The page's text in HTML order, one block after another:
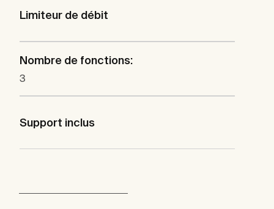
Limiteur de débit
Nombre de fonctions:
3
Support inclus